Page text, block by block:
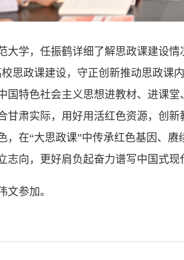
学，任振鹤详细了解思政课建设情
思政课建设，守正创新推动思政课
国特色社会主义思想进教材、进课
甘肃实际，用好用活红色资源，创
，在“大思政课”中传承红色基因、
志向，更好肩负起奋力谱写中国式现
参加。